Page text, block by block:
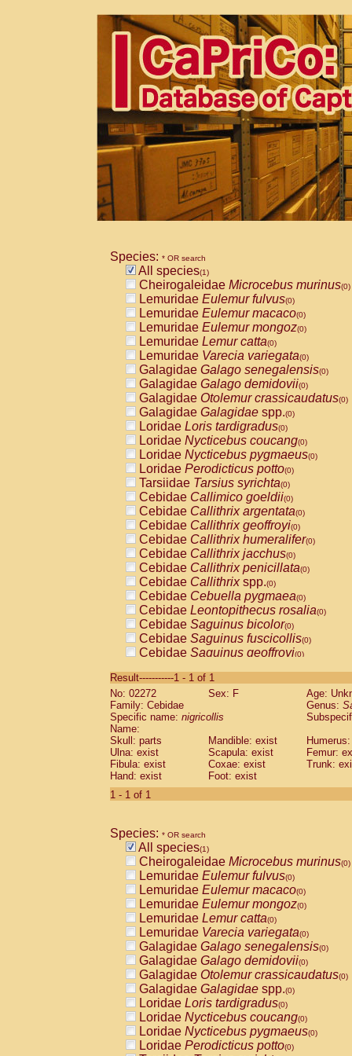
Species: * OR search
All species(1)
Cheirogaleidae Microcebus murinus(0)
Lemuridae Eulemur fulvus(0)
Lemuridae Eulemur macaco(0)
Lemuridae Eulemur mongoz(0)
Lemuridae Lemur catta(0)
Lemuridae Varecia variegata(0)
Galagidae Galago senegalensis(0)
Galagidae Galago demidovii(0)
Galagidae Otolemur crassicaudatus(0)
Galagidae Galagidae spp.(0)
Loridae Loris tardigradus(0)
Loridae Nycticebus coucang(0)
Loridae Nycticebus pygmaeus(0)
Loridae Perodicticus potto(0)
Tarsiidae Tarsius syrichta(0)
Cebidae Callimico goeldii(0)
Cebidae Callithrix argentata(0)
Cebidae Callithrix geoffroyi(0)
Cebidae Callithrix humeralifer(0)
Cebidae Callithrix jacchus(0)
Cebidae Callithrix penicillata(0)
Cebidae Callithrixspp.(0)
Cebidae Cebuella pygmaea(0)
Cebidae Leontopithecus rosalia(0)
Cebidae Saguinus bicolor(0)
Cebidae Saguinus fuscicollis(0)
Cebidae Saguinus geoffroyi(0)
CebidaeSaguinus labiatus(0)
Cebidae Saguinus leucopus (0)
Cebidae
CebidaeSaguinus mystax
Cebidae Saguinus nigricollis (1)
Cebidae Saguinus oedipus
Cebidae Saguinus weddelli
Cebidae Saguinusspp.
Cebidae
CebidaeCebus capucinus
CebidaeCebus nigrivittatus
CebidaeCebus spp.(0)
CebidaeSaimiri boliviensis(0)
CebidaeSaimiri sciureus(0)
AtelidaeAlouatta caraya(0)
AtelidaeAlouatta fusca(0)
AtelidaeAlouatta seniculus(0)
AtelidaeAlouattaspp.(0)
AtelidaeAteles belzebuth(0)
AtelidaeAteles geoffroyi(0)
AtelidaeAteles paniscus(0)
AtelidaeAtelesspp.(0)
AtelidaeLagothrix lagothricha(0)
AtelidaeLagothrix lagothricha cana
PitheciidaeCacajao calvus
Result-----------1 - 1 of 1
No: 02272
Sex: F
Age:
Family: Cebidae
Genus:
Specific name: nigricollis
Name:
Skull: parts
Mandible: exist
Ulna: exist
Scapula: exist
Femur:
Fibula: exist
Coxae: exist
Trunk:
Hand: exist
Foot: exist
1 - 1 of 1
Species: * OR search
All species(1)
Cheirogaleidae Microcebus murinus(0)
Lemuridae Eulemur fulvus(0)
Lemuridae Eulemur macaco(0)
Lemuridae Eulemur mongoz(0)
Lemuridae Lemur catta(0)
Lemuridae Varecia variegata(0)
Galagidae Galago senegalensis(0)
Galagidae Galago demidovii(0)
Galagidae Otolemur crassicaudatus(0)
Galagidae Galagidae spp.(0)
Loridae Loris tardigradus(0)
Loridae Nycticebus coucang(0)
Loridae Nycticebus pygmaeus(0)
Loridae Perodicticus potto(0)